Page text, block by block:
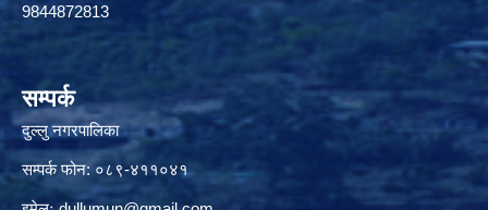
9844872813
सम्पर्क
दुल्लु नगरपालिका
सम्पर्क फोन: ०८९-४११०४१